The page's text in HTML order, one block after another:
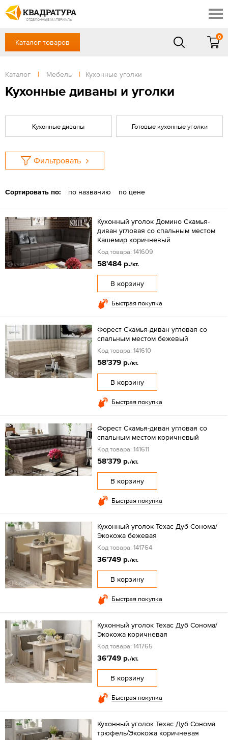
ОТДЕЛОЧНЫЕ МАТЕРИАЛЫ
Профи
Акции
Готовые решения
Доставка и оплата
Отзывы
+7 918 999 1656
Сб, Вс — выходной
ЗАКАЗАТЬ ЗВОНОК
Каталог товаров
0
Каталог | Мебель | Кухонные уголки
Кухонные диваны и уголки
Кухонные диваны Готовые кухонные уголки
Фильтровать
Сортировать по: по названию по цене
Кухонный уголок Домино Скамья-
диван угловая со спальным местом
Кашемир коричневый
Код товара: 141609
58'484 р./кт.
В корзину
Быстрая покупка
Форест Скамья-диван угловая со
спальным местом бежевый
Код товара: 141610
58'379 р./кт.
В корзину
Быстрая покупка
Форест Скамья-диван угловая со
спальным местом коричневый
Код товара: 141611
58'379 р./кт.
В корзину
Быстрая покупка
Кухонный уголок Техас Дуб Сонома/
Экокожа бежевая
Код товара: 141764
36'749 р./кт.
В корзину
Быстрая покупка
Кухонный уголок Техас Дуб Сонома/
Экокожа коричневая
Код товара: 141765
36'749 р./кт.
В корзину
Быстрая покупка
Кухонный уголок Техас Дуб Сонома
трюфель/Экокожа коричневая